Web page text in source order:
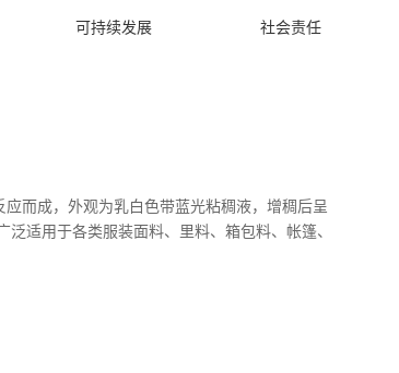
可持续发展 社会责任
而成，外观为乳白色带蓝光粘稠液，增稠后呈
适用于各类服装面料、里料、箱包料、帐篷、